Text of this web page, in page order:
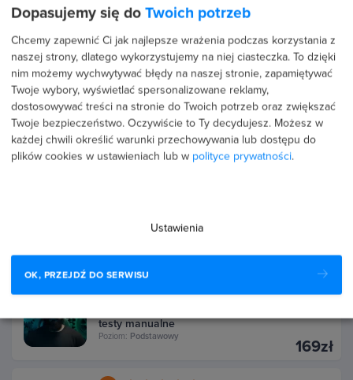
Kurs Fotografia kulinarna
Poziom:Podstawowy
159zł
5.0 (22 opinii)
Kurs Asana od podstaw - zarządzanie
projektami
Poziom:Podstawowy
Podstawowy
testy manualne
Poziom: Podstawowy
169zł
Dopasujemy się do Twoich potrzeb
Chcemy zapewnić Ci jak najlepsze wrażenia podczas korzystania z
naszej strony, dlatego wykorzystujemy na niej ciasteczka. To dzięki
nim możemy wychwytywać błędy na naszej stronie, zapamiętywać
Twoje wybory, wyświetlać spersonalizowane reklamy,
dostosowywać treści na stronie do Twoich potrzeb oraz zwiększać
Twoje bezpieczeństwo. Oczywiście to Ty decydujesz. Możesz w
każdej chwili określić warunki przechowywania lub dostępu do
plików cookies w ustawieniach lub w polityce prywatności.
Ustawienia
OK, PRZEJDŹ DO SERWISU